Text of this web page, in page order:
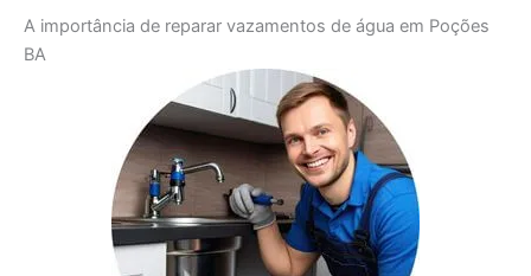
A importância de reparar vazamentos de água em Poções
BA